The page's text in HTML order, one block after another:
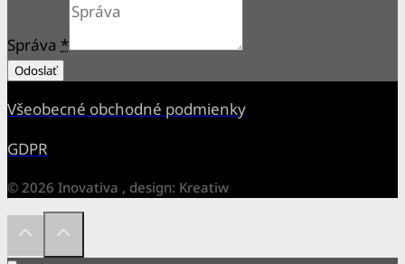
Správa *
Odoslať
Všeobecné obchodné podmienky
GDPR
© 2026 Inovativa , design: Kreatiw